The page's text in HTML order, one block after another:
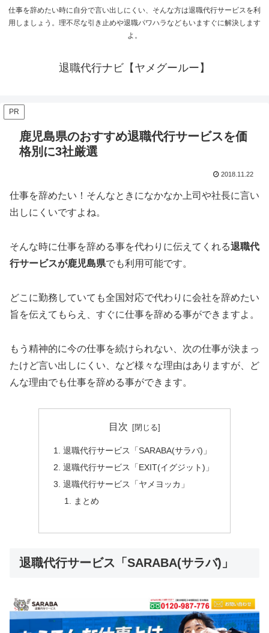
仕事を辞めたい時に自分で言い出しにくい、そんな方は退職代行サービスを利
用しましょう。理不尽な引き止めや退職パワハラなどもいますぐに解決します
よ。
退職代行ナビ【ヤメグールー】
PR
鹿児島県のおすすめ退職代行サービスを価
格別に3社厳選
2018.11.22
仕事を辞めたい！そんなときになかなか上司や社長に言い
出しにくいですよね。
そんな時に仕事を辞める事を代わりに伝えてくれる退職代
行サービスが鹿児島県でも利用可能です。
どこに勤務していても全国対応で代わりに会社を辞めたい
旨を伝えてもらえ、すぐに仕事を辞める事ができますよ。
もう精神的に今の仕事を続けられない、次の仕事が決まっ
たけど言い出しにくい、など様々な理由はありますが、ど
んな理由でも仕事を辞める事ができます。
目次
退職代行サービス「SARABA(サラバ)」
退職代行サービス「EXIT(イグジット)」
退職代行サービス「ヤメヨッカ」
まとめ
退職代行サービス「SARABA(サラバ)」